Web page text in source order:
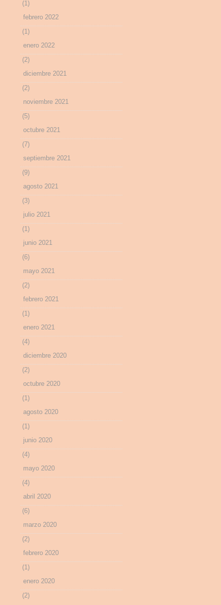
(1)
febrero 2022
(1)
enero 2022
(2)
diciembre 2021
(2)
noviembre 2021
(5)
octubre 2021
(7)
septiembre 2021
(9)
agosto 2021
(3)
julio 2021
(1)
junio 2021
(6)
mayo 2021
(2)
febrero 2021
(1)
enero 2021
(4)
diciembre 2020
(2)
octubre 2020
(1)
agosto 2020
(1)
junio 2020
(4)
mayo 2020
(4)
abril 2020
(6)
marzo 2020
(2)
febrero 2020
(1)
enero 2020
(2)